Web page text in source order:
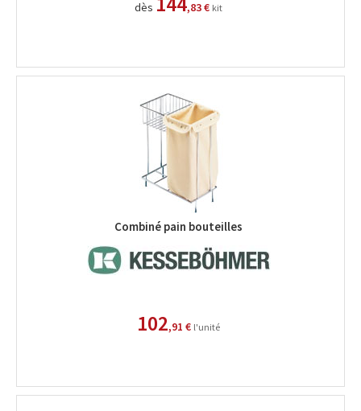
dès ,83 € kit
Combiné pain bouteilles
102,91 € l'unité